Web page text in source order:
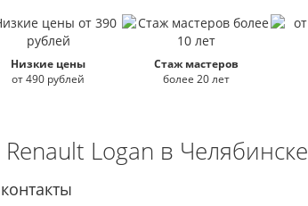
Низкие цены
от 490 рублей
Стаж мастеров
более 20 лет
Logan в Челябинске